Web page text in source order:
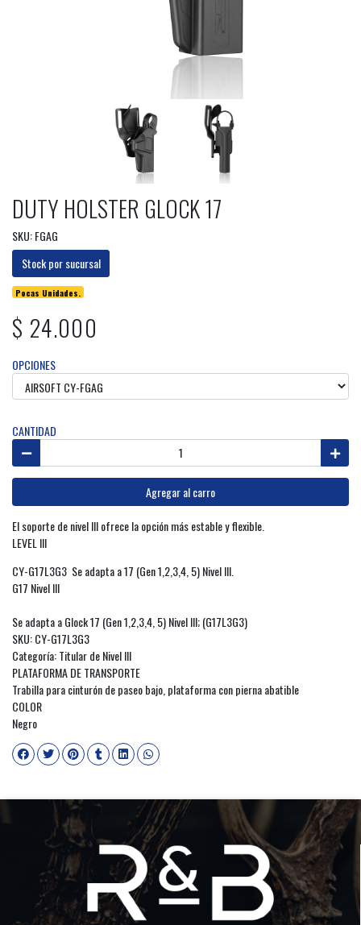
DUTY HOLSTER GLOCK 17
SKU: FGAG
Stock por sucursal
Pocas Unidades.
$ 24.000
OPCIONES
CANTIDAD
Agregar al carro
El soporte de nivel III ofrece la opción más estable y flexible.
LEVEL III
CY-G17L3G3 Se adapta a 17 (Gen 1,2,3,4, 5) Nivel III.
G17 Nivel III
Se adapta a Glock 17 (Gen 1,2,3,4, 5) Nivel III; (G17L3G3)
SKU: CY-G17L3G3
Categoría: Titular de Nivel III
PLATAFORMA DE TRANSPORTE
Trabilla para cinturón de paseo bajo, plataforma con pierna abatible
COLOR
Negro